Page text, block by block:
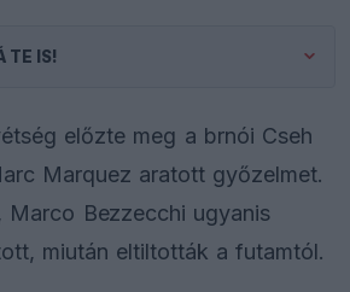
TE IS!
előzte meg a brnói Cseh
Marquez aratott győzelmet.
Marco Bezzecchi ugyanis
miután eltiltották a futamtól.